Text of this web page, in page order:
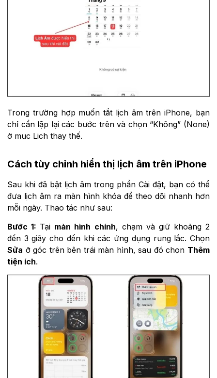
Trong trường hợp muốn tắt lịch âm trên iPhone, bạn
chỉ cần lặp lại các bước trên và chọn “Không” (None)
ở mục Lịch thay thế.
Cách tùy chỉnh hiển thị lịch âm trên iPhone
Sau khi đã bật lịch âm trong phần Cài đặt, bạn có thể
đưa lịch âm ra màn hình khóa để theo dõi nhanh hơn
mỗi ngày. Thao tác như sau:
Bước 1: Tại màn hình chính, chạm và giữ khoảng 2
đến 3 giây cho đến khi các ứng dụng rung lắc. Chọn
Sửa ở góc trên bên trái màn hình, sau đó chọn Thêm
tiện ích.